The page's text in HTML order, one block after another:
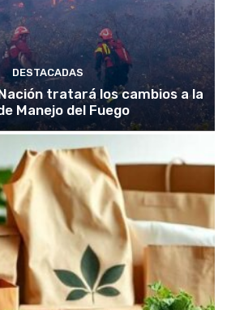
DESTACADAS
tratará los cambios a la
Manejo del Fuego